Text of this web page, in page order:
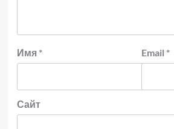
Имя * Email *
Сайт